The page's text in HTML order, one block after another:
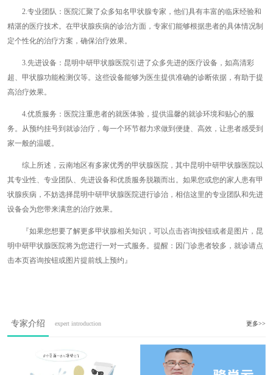
2.专业团队：医院汇聚了众多知名甲状腺专家，他们具有丰富的临床经验和
精湛的医疗技术。在甲状腺疾病的诊治方面，专家们能够根据患者的具体情况制
定个性化的治疗方案，确保治疗效果。
3.先进设备：昆明中研甲状腺医院引进了众多先进的医疗设备，如高清彩
超、甲状腺功能检测仪等。这些设备能够为医生提供准确的诊断依据，有助于提
高治疗效果。
4.优质服务：医院注重患者的就医体验，提供温馨的就诊环境和贴心的服
务。从预约挂号到就诊治疗，每一个环节都力求做到便捷、高效，让患者感受到
家一般的温暖。
综上所述，云南地区有多家优秀的甲状腺医院，其中昆明中研甲状腺医院以
其专业性、专业团队、先进设备和优质服务脱颖而出。如果您或您的家人患有甲
状腺疾病，不妨选择昆明中研甲状腺医院进行诊治，相信这里的专业团队和先进
设备会为您带来满意的治疗效果。
『如果您想要了解更多甲状腺相关知识，可以点击咨询按钮或者是图片，昆
明中研甲状腺医院将为您进行一对一式服务。提醒：因门诊患者较多，就诊请点
击本页咨询按钮或图片提前线上预约』
专家介绍 expert introduction 更多>>